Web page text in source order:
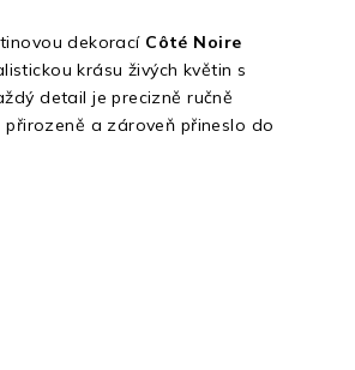
dekorací Côté Noire
krásu živých květin s
detail je precizně ručně
a zároveň přineslo do